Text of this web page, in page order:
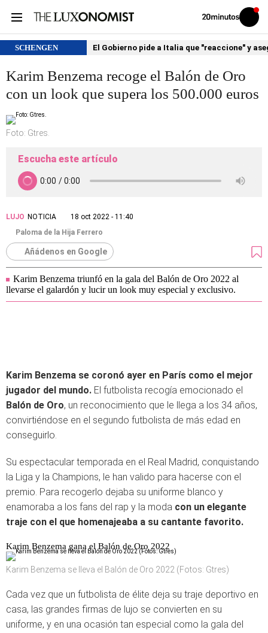
Volver
Iniciar
sesión
SCHENGEN El Gobierno pide a Italia que "reaccione" y
Karim Benzema recoge el Balón de Oro
con un look que supera los 500.000 euros
Foto: Gtres.
Escucha este artículo
LUJO NOTICIA
18 oct 2022 - 11:40
Paloma de la Hija Ferrero
Añádenos en Google
Karim Benzema triunfó en la gala del Balón de Oro 2022 al
llevarse el galardón y lucir un look muy especial y exclusivo.
Karim Benzema se coronó ayer en París como el mejor
jugador del mundo. El futbolista recogía emocionado el
Balón de Oro, un reconocimiento que le llega a los 34 años,
convirtiéndose en el segundo futbolista de más edad en
conseguirlo.
Su espectacular temporada en el Real Madrid, conquistando
la Liga y la Champions, le han valido para hacerse con el
premio. Para recogerlo dejaba su uniforme blanco y
enamoraba a los fans del rap y la moda con un elegante
traje con el que homenajeaba a su cantante favorito.
Karim Benzema gana el Balón de Oro 2022
Karim Benzema se lleva el Balón de Oro 2022 (Fotos: Gtres)
Cada vez que un futbolista de élite deja su traje deportivo en
casa, las grandes firmas de lujo se convierten en su
uniforme, y en una ocasión tan especial como la gala del